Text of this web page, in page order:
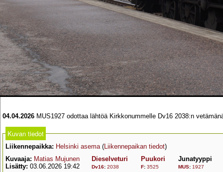
04.04.2026 MUS1927 odottaa lähtöä Kirkkonummelle Dv16 2038:n
Kuvan tiedot
Liikennepaikka: Helsinki asema(Liikennepaikan tiedot)
Kuvaaja: Matias Mujunen
Lisätty: 03.06.2026 19:42
Dieselveturi
Dv16: 2038
Puukori
F: 3525
Junatyyppi
MUS: 1927